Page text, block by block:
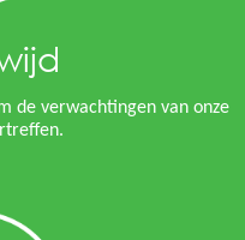
de verwachtingen van onze